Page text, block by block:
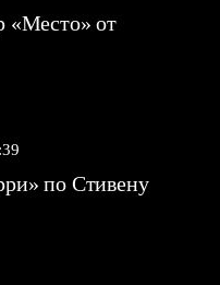
«Место» от
по Стивену